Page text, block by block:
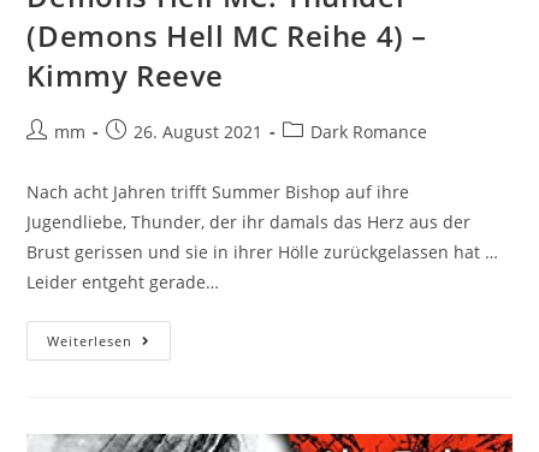
(Demons Hell MC Reihe 4) –
Kimmy Reeve
mm 26. August 2021 Dark Romance
Nach acht Jahren trifft Summer Bishop auf ihre
Jugendliebe, Thunder, der ihr damals das Herz aus der
Brust gerissen und sie in ihrer Hölle zurückgelassen hat …
Leider entgeht gerade…
Weiterlesen